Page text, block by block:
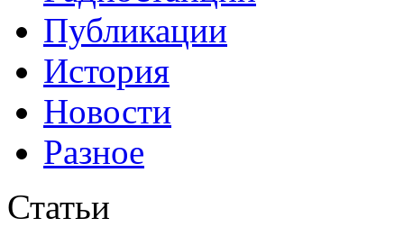
Публикации
История
Новости
Разное
Статьи